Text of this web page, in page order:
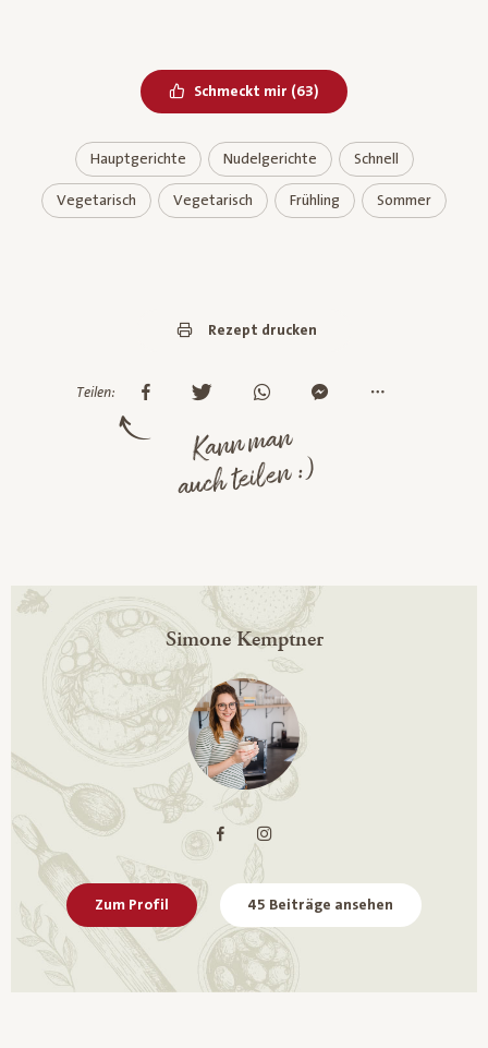
Schmeckt mir Bereits geliked
(63)
Hauptgerichte Nudelgerichte Schnell
Vegetarisch Vegetarisch Frühling Sommer
Rezept drucken
Teilen:
Kann man
auch teilen :)
Simone Kemptner
Zum Profil 45 Beiträge ansehen